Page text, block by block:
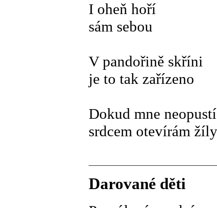
I oheň hoří
sám sebou
V pandořině skříni
je to tak zařízeno
Dokud mne
srdcem otevírám žíly
Darované děti